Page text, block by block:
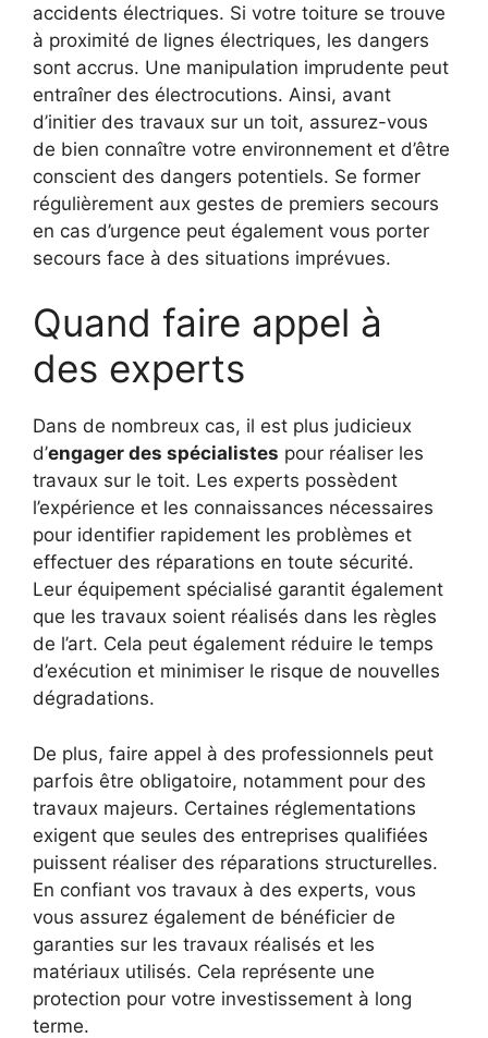
accidents électriques. Si votre toiture se trouve
à proximité de lignes électriques, les dangers
sont accrus. Une manipulation imprudente peut
entraîner des électrocutions. Ainsi, avant
d’initier des travaux sur un toit, assurez-vous
de bien connaître votre environnement et d’être
conscient des dangers potentiels. Se former
régulièrement aux gestes de premiers secours
en cas d’urgence peut également vous porter
secours face à des situations imprévues.
Quand faire appel à
des experts
Dans de nombreux cas, il est plus judicieux
d’engager des spécialistes pour réaliser les
travaux sur le toit. Les experts possèdent
l’expérience et les connaissances nécessaires
pour identifier rapidement les problèmes et
effectuer des réparations en toute sécurité.
Leur équipement spécialisé garantit également
que les travaux soient réalisés dans les règles
de l’art. Cela peut également réduire le temps
d’exécution et minimiser le risque de nouvelles
dégradations.
De plus, faire appel à des professionnels peut
parfois être obligatoire, notamment pour des
travaux majeurs. Certaines réglementations
exigent que seules des entreprises qualifiées
puissent réaliser des réparations structurelles.
En confiant vos travaux à des experts, vous
vous assurez également de bénéficier de
garanties sur les travaux réalisés et les
matériaux utilisés. Cela représente une
protection pour votre investissement à long
terme.